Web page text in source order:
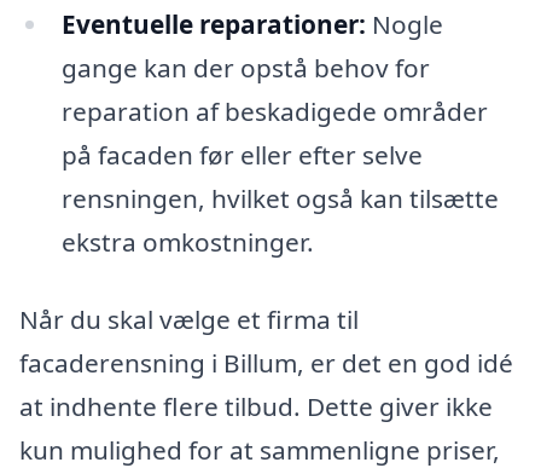
Eventuelle reparationer: Nogle
gange kan der opstå behov for
reparation af beskadigede områder
på facaden før eller efter selve
rensningen, hvilket også kan tilsætte
ekstra omkostninger.
Når du skal vælge et firma til
facaderensning i Billum, er det en god idé
at indhente flere tilbud. Dette giver ikke
kun mulighed for at sammenligne priser,